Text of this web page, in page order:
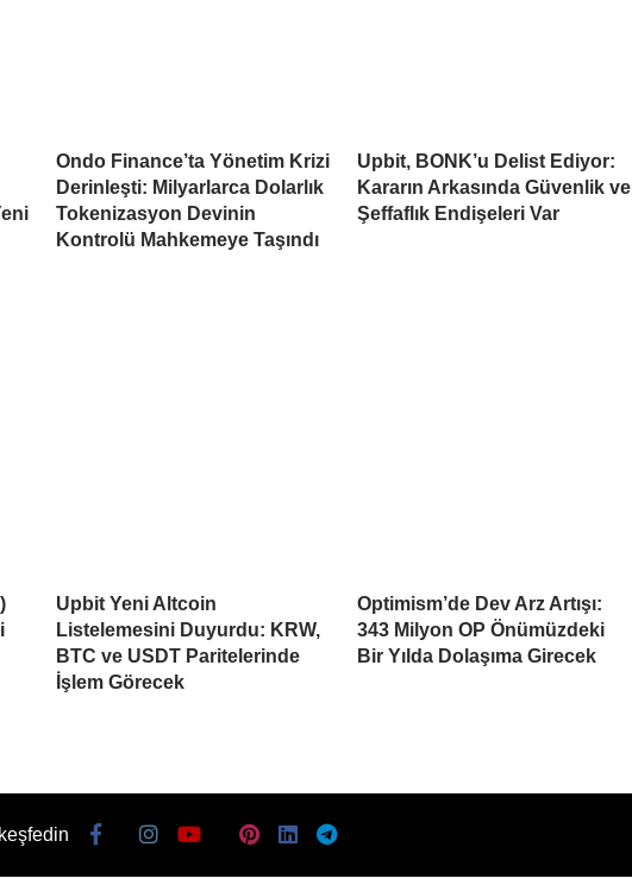
Ondo Finance’ta Yönetim Krizi
Derinleşti: Milyarlarca Dolarlık
Tokenizasyon Devinin
Kontrolü Mahkemeye Taşındı
Upbit, BONK’u Delist Ediyor:
Kararın Arkasında Güvenlik ve
Şeffaflık Endişeleri Var
Upbit Yeni Altcoin
Listelemesini Duyurdu: KRW,
BTC ve USDT Paritelerinde
İşlem Görecek
Optimism’de Dev Arz Artışı:
343 Milyon OP Önümüzdeki
Bir Yılda Dolaşıma Girecek